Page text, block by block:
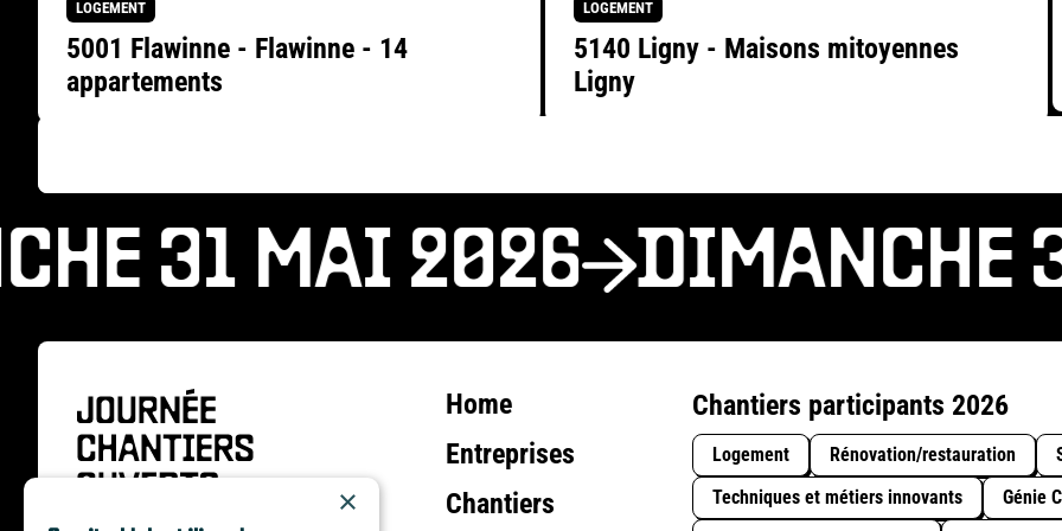
LOGEMENT
5001 Flawinne - Flawinne - 14
appartements
LOGEMENT
5140 Ligny - Maisons mitoyennes
Ligny
31 MAI 2026 DIMANCHE
Home
Entreprises
Chantiers
Chantiers participants 2026
Logement Rénovation/restauration
Techniques et métiers innovants
Génie
×